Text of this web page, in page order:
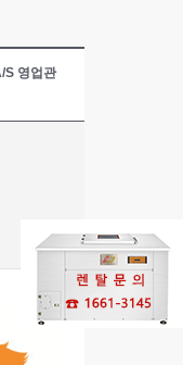
S 영업관